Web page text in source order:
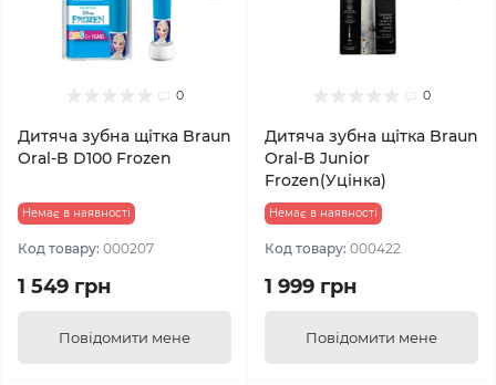
0
Дитяча зубна щітка Braun
Oral-B D100 Frozen
Немає в наявності
Код товару: 000207
1 549 грн
Повідомити мене
0
Дитяча зубна щітка Braun
Oral-B Junior
Frozen(Уцінка)
Немає в наявності
Код товару: 000422
1 999 грн
Повідомити мене